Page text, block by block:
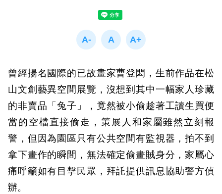
曾經揚名國際的已故畫家曹登閎，生前作品在松
山文創藝異空間展覽，沒想到其中一幅家人珍藏
的非賣品「兔子」，竟然被小偷趁著工讀生買便
當的空檔直接偷走，策展人和家屬雖然立刻報
警，但因為園區只有公共空間有監視器，拍不到
拿下畫作的瞬間，無法確定偷畫賊身分，家屬心
痛呼籲如有目擊民眾，拜託提供訊息協助警方偵
辦。